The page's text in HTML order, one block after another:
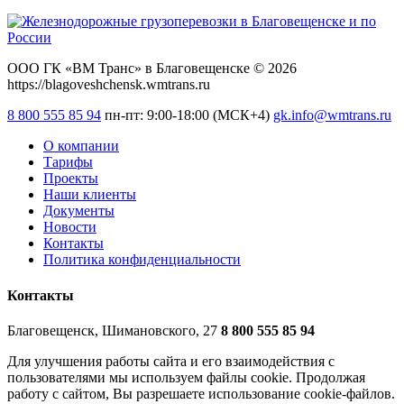
ООО ГК «ВМ Транс» в Благовещенске © 2026
https://blagoveshchensk.wmtrans.ru
8 800 555 85 94 пн-пт: 9:00-18:00 (МСК+4) gk.info@wmtrans.ru
О компании
Тарифы
Проекты
Наши клиенты
Документы
Новости
Контакты
Политика конфиденциальности
Контакты
Благовещенск, Шимановского, 27 8 800 555 85 94
Для улучшения работы сайта и его взаимодействия с
пользователями мы используем файлы cookie. Продолжая
работу с сайтом, Вы разрешаете использование cookie-файлов.